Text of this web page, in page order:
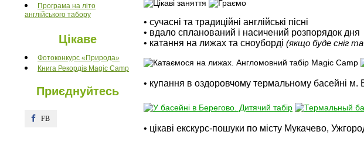
Програма на літо
англійського табору
Цікаве
Фотоконкурс «Природа»
Книга Рекордів Magic Camp
Приєднуйтесь
FB
FB
• сучасні та традиційні англійські пісні
• вдало спланований і насичений розпорядок дня
• катання на лижах та сноуборді (якщо буде сніг
• купання в оздоровчому термальному басейні м.
• цікаві екскурс-пошуки по місту Мукачево,